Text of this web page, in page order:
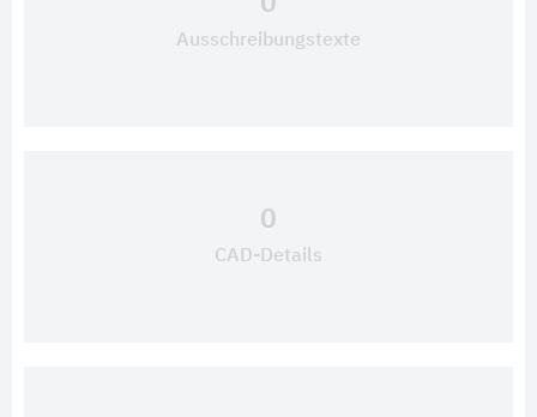
Ausschreibungstexte
0
CAD-Details